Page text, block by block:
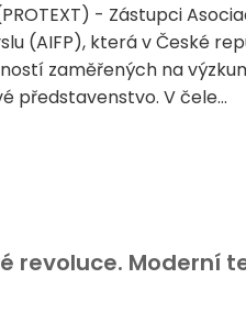
- Zástupci
(AIFP), která v České
zaměřených na
představenstvo. V čele...
revoluce. Moderní